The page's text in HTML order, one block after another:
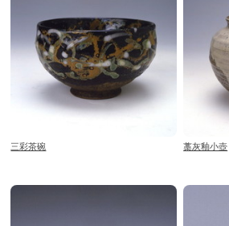
三彩茶碗 藁灰釉小壺